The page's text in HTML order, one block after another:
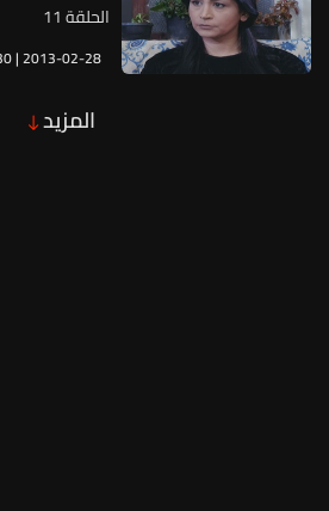
| 2013-02-28
الحلقة 11
المزيد